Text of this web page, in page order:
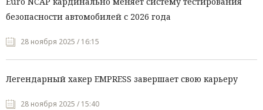
безопасности автомобилей с 2026 года
28 ноября 2025 / 16:15
Легендарный хакер EMPRESS завершает свою карьеру
28 ноября 2025 / 15:40